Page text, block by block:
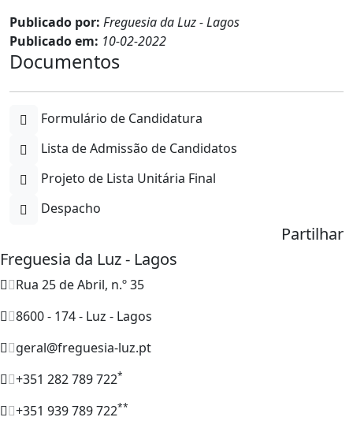
Publicado por: Freguesia da Luz - Lagos
Publicado em: 10-02-2022
Documentos
Formulário de Candidatura
Lista de Admissão de Candidatos
Projeto de Lista Unitária Final
Despacho
Partilhar
Freguesia da Luz - Lagos
Rua 25 de Abril, n.º 35
8600 - 174 - Luz - Lagos
geral@freguesia-luz.pt
+351 282 789 722*
+351 939 789 722**